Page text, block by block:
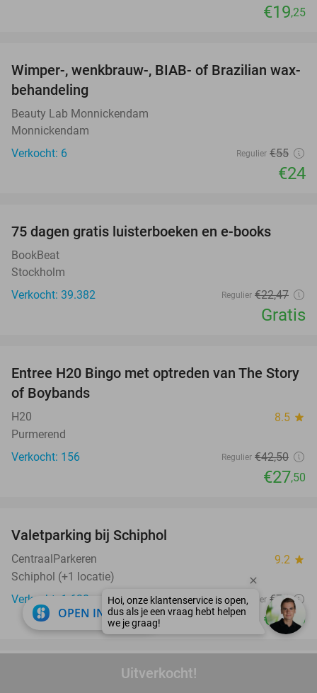
Uitverkocht!
€19,25
56%
Wimper-, wenkbrauw-, BIAB- of Brazilian wax-
behandeling
Beauty Lab Monnickendam
Monnickendam
Verkocht: 6
Regulier €55
€24
75 dagen gratis luisterboeken en e-books
BookBeat
Stockholm
Verkocht: 39.382
Regulier €22,47
Gratis
35%
Entree H20 Bingo met optreden van The Story
of Boybands
H20 8.5 star
Purmerend
Verkocht: 156
Regulier €42,50
€27,50
Valetparking bij Schiphol
CentraalParkeren 9.2 star
Schiphol (+1 locatie)
Verkocht: 1.638
Regulier €75
€57,50
1 of 2 heat(s) karten bij Coronel Kartracing
OPEN IN APP close